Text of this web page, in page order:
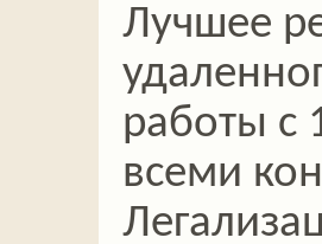
Лучшее
работы с
всеми